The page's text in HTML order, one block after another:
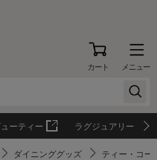
カート メニュー
ーティー ラグジュアリー
ダイニンググッズ ティー・コー